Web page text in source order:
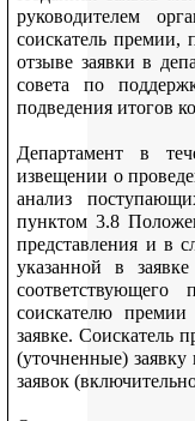
руководителем
соискатель премии,
отзыве заявки в
совета по
подведения итогов
Департамент в
извещении о
анализ
пунктом 3.8
представления и в
указанной в
соответствующего
соискателю
заявке. Соискатель
(уточненные)
заявок